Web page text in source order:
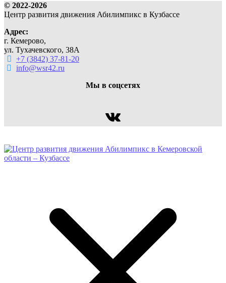
© 2022-2026
Центр развития движения Абилимпикс в Кузбассе
Адрес:
г. Кемерово,
ул. Тухачевского, 38А
+7 (3842) 37-81-20
info@wsr42.ru
Мы в соцсетях
ВКонтакте